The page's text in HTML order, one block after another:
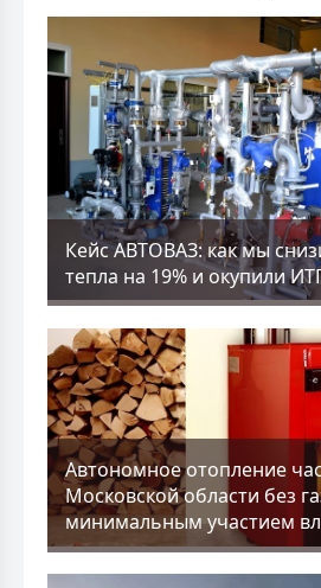
Кейс АВТОВАЗ: как мы
тепла на 19% и окупили
Aвтономное отопление
Московской области без
минимальным участием